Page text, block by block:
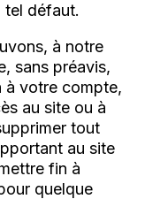
tel défaut.
à notre
sans préavis,
à votre compte,
au site ou à
tout
au site
fin à
quelque